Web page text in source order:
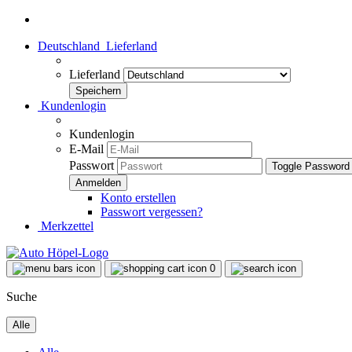
Deutschland Lieferland
Lieferland
Kundenlogin
Kundenlogin
E-Mail
Passwort
Toggle
Konto erstellen
Passwort vergessen?
Merkzettel
0
Suche
Alle